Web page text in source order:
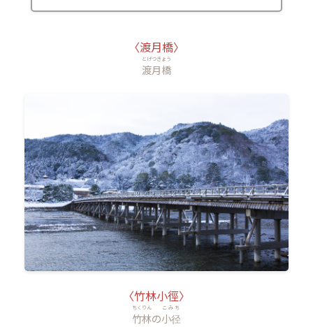
〈渡月橋〉
渡月橋
とげつきょう
〈竹林小徑〉
竹林
ちくりん
の小径
こみち